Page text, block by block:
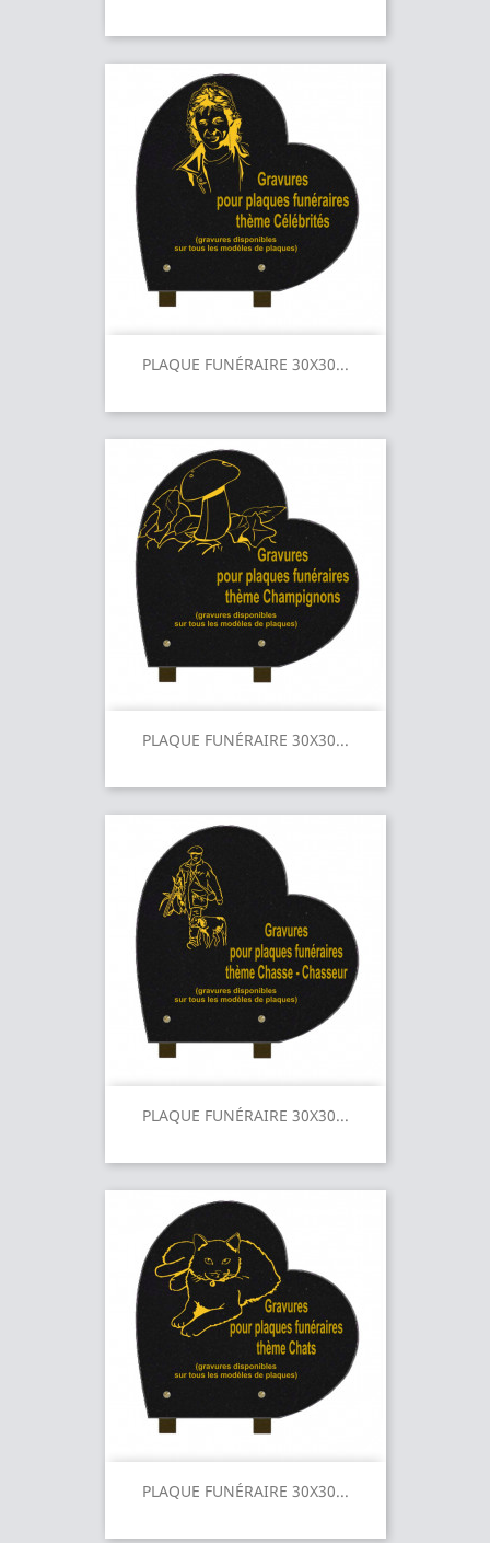
PLAQUE FUNÉRAIRE 30X30...
PLAQUE FUNÉRAIRE 30X30...
PLAQUE FUNÉRAIRE 30X30...
PLAQUE FUNÉRAIRE 30X30...